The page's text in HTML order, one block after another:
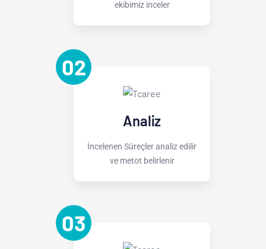
ekibimiz inceler
02
Analiz
İncelenen Süreçler analiz edilir
ve metot belirlenir
03